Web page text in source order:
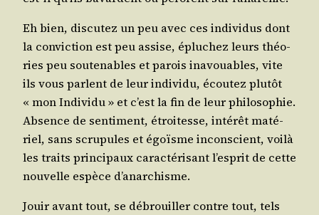
Eh bien, dis­cu­tez un peu avec ces indi­vi­dus dont
la convic­tion est peu assise, éplu­chez leurs théo­
ries peu sou­te­nables et parois inavouables, vite
ils vous parlent de leur indi­vi­du, écou­tez plu­tôt
« mon Indi­vi­du » et c’est la fin de leur phi­lo­so­phie.
Absence de sen­ti­ment, étroi­tesse, inté­rêt maté­
riel, sans scru­pules et égoïsme incons­cient, voi­là
les traits prin­ci­paux carac­té­ri­sant l’es­prit de cette
nou­velle espèce d’anarchisme.
Jouir avant tout, se débrouiller contre tout, tels